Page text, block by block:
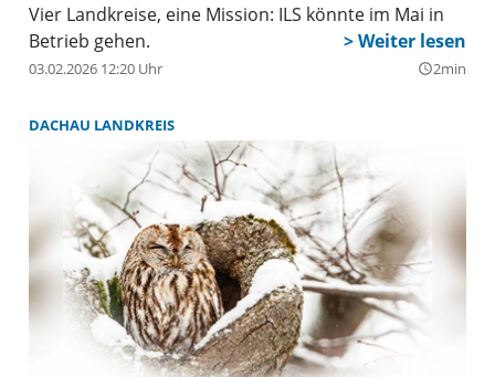
Vier Landkreise, eine Mission: ILS könnte im Mai in
Betrieb gehen.
03.02.2026 12:20 Uhr query_builder2min
DACHAU LANDKREIS